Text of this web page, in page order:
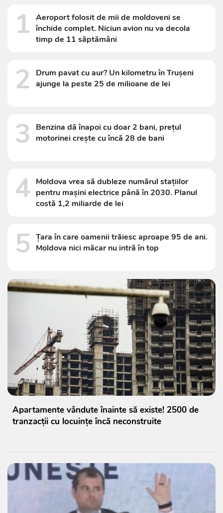
1 Aeroport folosit de mii de moldoveni se
închide complet. Niciun avion nu va decola
timp de 11 săptămâni
2
Drum pavat cu aur? Un kilometru în Trușeni
ajunge la peste 25 de milioane de lei
3
Benzina dă înapoi cu doar 2 bani, prețul
motorinei crește cu încă 28 de bani
4 Moldova vrea să dubleze numărul stațiilor
pentru mașini electrice până în 2030. Planul
costă 1,2 miliarde de lei
5 Țara în care oamenii trăiesc aproape 95 de ani.
Moldova nici măcar nu intră în top
Apartamente vândute înainte să existe! 2500 de
tranzacții cu locuințe încă neconstruite